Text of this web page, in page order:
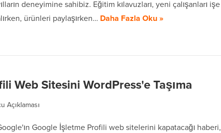
deneyimine sahibiz. Eğitim kılavuzları, yeni çalışanları işe
ürünleri paylaşırken… Daha Fazla Oku »
Web Sitesini WordPress'e Taşıma
Açıklaması
Google İşletme Profili web sitelerini kapatacağı haberi,